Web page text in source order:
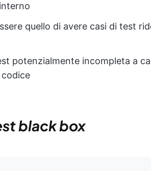
quello di avere casi di test
potenzialmente incompleta a
black box